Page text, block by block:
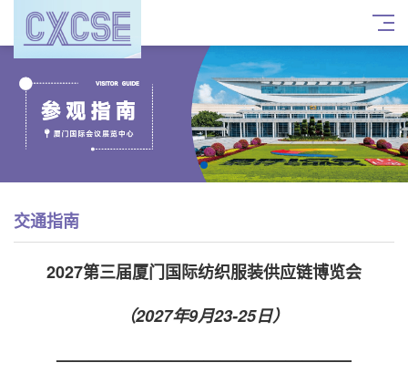
交通指南
2027第三届厦门国际纺织服装供应链博览会
（2027年9月23-25日）
——————————————————